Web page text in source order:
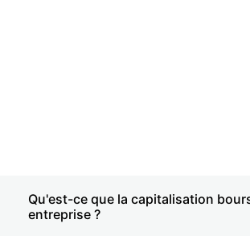
Qu'est-ce que la capitalisation
entreprise ?